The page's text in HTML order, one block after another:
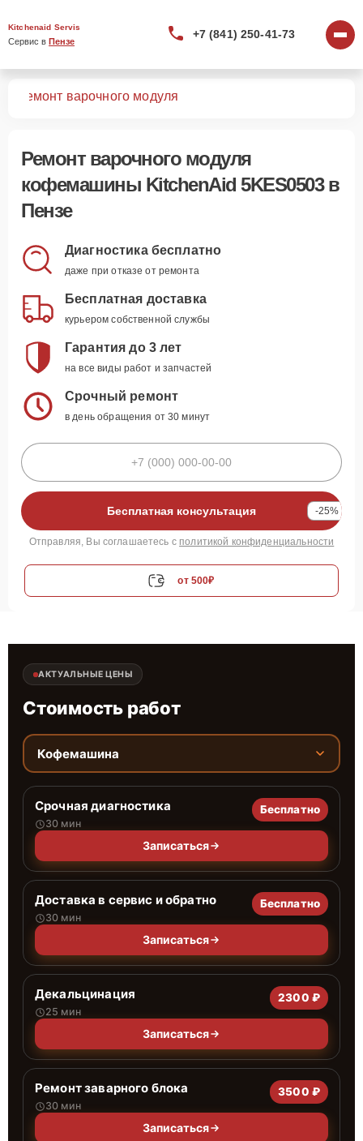
Kitchenaid Servis
Сервис в Пензе
+7 (841) 250-41-73
Ремонт варочного модуля
Ремонт варочного модуля
кофемашины KitchenAid 5KES0503 в
Пензе
Диагностика бесплатно
даже при отказе от ремонта
Бесплатная доставка
курьером собственной службы
Гарантия до 3 лет
на все виды работ и запчастей
Срочный ремонт
в день обращения от 30 минут
Бесплатная консультация -25%
Отправляя, Вы соглашаетесь с политикой конфиденциальности
от 500₽
АКТУАЛЬНЫЕ ЦЕНЫ
Стоимость работ
Кофемашина
Срочная диагностика
30 мин
Бесплатно
Записаться
Доставка в сервис и обратно
30 мин
Бесплатно
Записаться
Декальцинация
25 мин
2300 ₽
Записаться
Ремонт заварного блока
30 мин
3500 ₽
Записаться